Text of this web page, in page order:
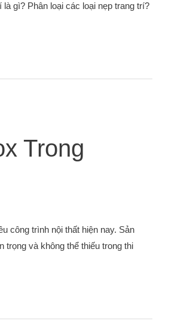
gì? Phân loại các loại nẹp trang trí?
Trong
công trình nội thất hiện nay. Sản
và không thể thiếu trong thi